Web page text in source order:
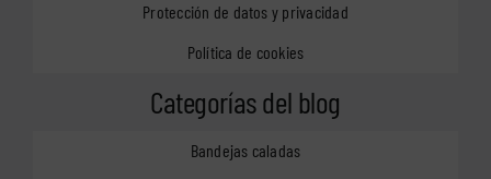
Protección de datos y privacidad
Política de cookies
Categorías del blog
Bandejas caladas